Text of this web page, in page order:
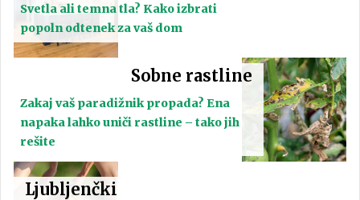
Svetla ali temna tla? Kako izbrati
popoln odtenek za vaš dom
Sobne rastline
Zakaj vaš paradižnik propada? Ena
napaka lahko uniči rastline – tako jih
rešite
Ljubljenčki